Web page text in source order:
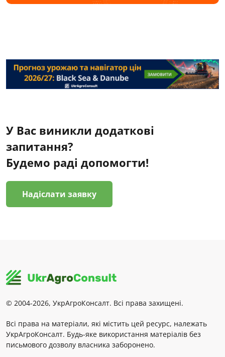
У Вас виникли додаткові
запитання?
Будемо раді допомогти!
Надіслати заявку
© 2004-2026, УкрАгроКонсалт. Всі права захищені.
Всі права на матеріали, які містить цей ресурс, належать
УкрАгроКонсалт. Будь-яке використання матеріалів без
письмового дозволу власника заборонено.